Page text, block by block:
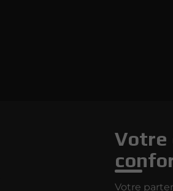
Votre
Votre